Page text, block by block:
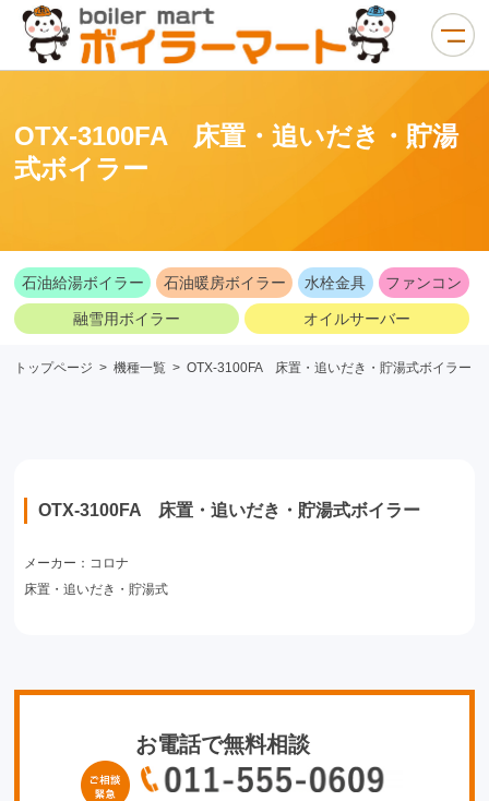
OTX-3100FA 床置・追いだき・貯湯
式ボイラー
石油給湯ボイラー 石油暖房ボイラー 水栓金具 ファンコン
融雪用ボイラー オイルサーバー
トップページ > 機種一覧 > OTX-3100FA 床置・追いだき・貯湯式ボイラー
OTX-3100FA 床置・追いだき・貯湯式ボイラー
メーカー：コロナ
床置・追いだき・貯湯式
お電話で無料相談